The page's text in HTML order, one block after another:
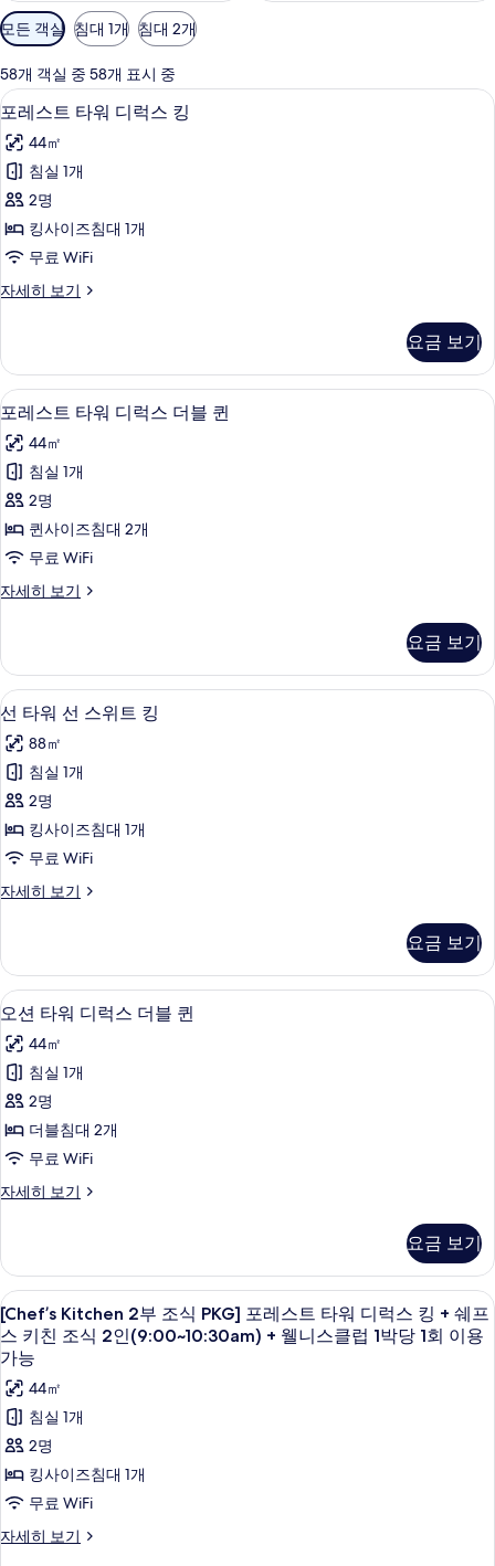
객
실
에
사
용
가
능
한
터
모든 객실 침대 1개 침대 2개
58개 객실 중 58개 표시 중
포
레
스
트
타
워
디
럭
킹
사
진
모
두
보
기
오리/거위털 이불, 미니바, 객실 내 금
5
포레스트 타워 디럭스 킹
44㎡
침실 1개
2명
킹사이즈침대 1개
무료 WiFi
자세히 보기
포
타
워
디
스
킹
세
히
보
기
요금 보기
포
레
스
트
타
워
디
럭
더
블
퀸
사
진
모
두
보
기
오리/거위털 이불, 미니바, 객실 내 금
6
포레스트 타워 디럭스 더블 퀸
44㎡
침실 1개
2명
퀸사이즈침대 2개
무료 WiFi
자세히 보기
포
타
워
디
스
더
퀸
자
세
히
보
요금 보기
선
타
워
선
스
위
트
킹
진
모
두
보
기
오리/거위털 이불, 미니바, 객실 내 금
6
선 타워 선 스위트 킹
88㎡
침실 1개
2명
킹사이즈침대 1개
무료 WiFi
자세히 보기
선
스
위
트
자
세
보
기
요금 보기
오
션
타
워
디
럭
스
더
퀸
사
진
모
두
보
기
오리/거위털 이불, 미니바, 객실 내 금
6
오션 타워 디럭스 더블 퀸
44㎡
침실 1개
2명
더블침대 2개
무료 WiFi
자세히 보기
오
디
럭
스
더
블
퀸
자
세
히
보
기
요금 보기
[Chef’s
Kitchen
2
부
조
식
PKG]
포
레
스
오리/거위털 이불, 미니바, 객실 내 금
6
[Chef’s Kitchen 2부 조식 PKG] 포레스트 타워 디럭스 킹 + 쉐프
스 키친 조식 2인(9:00~10:30am) + 웰니스클럽 1박당 1회 이용
가능
44㎡
침실 1개
2명
킹사이즈침대 1개
무료 WiFi
자세히 보기
[Chef’s